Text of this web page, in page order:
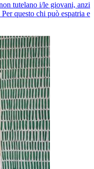
tutelano i/le giovani, anzi
questo chi può espatria e